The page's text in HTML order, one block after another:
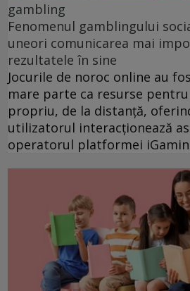
gambling
Fenomenul gamblingului
uneori comunicarea mai
rezultatele în sine
Jocurile de noroc online au
mare parte ca resurse
propriu, de la distanță,
utilizatorul interacționează
operatorul platformei